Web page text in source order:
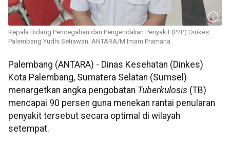
Kepala Bidang Pencegahan dan Pengendalian Penyakit (P2P) Dinkes
Palembang Yudhi Setiawan. ANTARA/M Imam Pramana
Palembang (ANTARA) - Dinas Kesehatan (Dinkes)
Kota Palembang, Sumatera Selatan (Sumsel)
menargetkan angka pengobatan Tuberkulosis (TB)
mencapai 90 persen guna menekan rantai penularan
penyakit tersebut secara optimal di wilayah
setempat.